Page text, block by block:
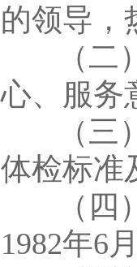
的领导，
（二）
心、服务
（三）
体检标准
（四）
1982年6